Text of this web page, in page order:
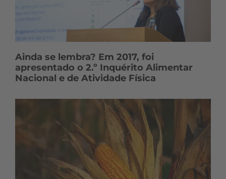
Ainda se lembra? Em 2017, foi
apresentado o 2.º Inquérito Alimentar
Nacional e de Atividade Física